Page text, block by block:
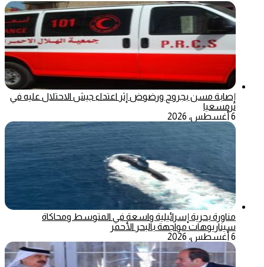
إصابة مسن بجروح ورضوض إثر اعتداء جيش الاحتلال عليه في
ترمسعيا
6 أغسطس، 2026
مناورة بحرية إسرائيلية واسعة في المتوسط ومحاكاة
سيناريوهات مواجهة بالبحر الأحمر
6 أغسطس، 2026